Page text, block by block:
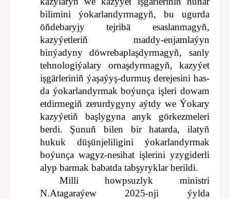
bilimini ýokarlandyrmagyň, bu ugurda
öňdebaryjy tejribä esaslanmagyň,
kazyýetleriň maddy-enjamlaýyn
binýadyny döwrebaplaşdyrmagyň, sanly
tehnologiýalary ornaşdyrmagyň, kazyýet
işgärleriniň ýaşaýyş-durmuş derejesini has-
da ýokarlandyrmak boýunça işleri dowam
etdirmegiň zerurdygyny aýtdy we Ýokary
kazyýetiň başlygyna anyk görkezmeleri
berdi. Şunuň bilen bir hatarda, ilatyň
hukuk düşünjeliligini ýokarlandyrmak
boýunça wagyz-nesihat işlerini yzygiderli
alyp barmak babatda tabşyryklar berildi.
Milli howpsuzlyk ministri
N.Atagaraýew 2025-nji ýylda